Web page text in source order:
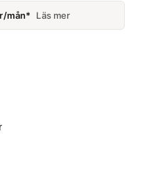
mån* Läs mer